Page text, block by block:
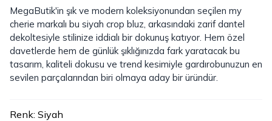
MegaButik'in şık ve modern koleksiyonundan seçilen my
cherie markalı bu siyah crop bluz, arkasındaki zarif dantel
dekoltesiyle stilinize iddialı bir dokunuş katıyor. Hem özel
davetlerde hem de günlük şıklığınızda fark yaratacak bu
tasarım, kaliteli dokusu ve trend kesimiyle gardırobunuzun en
sevilen parçalarından biri olmaya aday bir üründür.
Renk: Siyah